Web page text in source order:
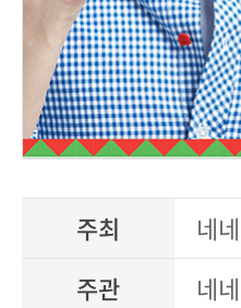
주최
네
주관
네